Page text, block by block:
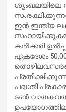
ശൃംഖലയിലെ
ഇൻ ഇന്ത്യ
കൽക്കരി
ഏകദേശം
പദ്ധതി
ടൺ